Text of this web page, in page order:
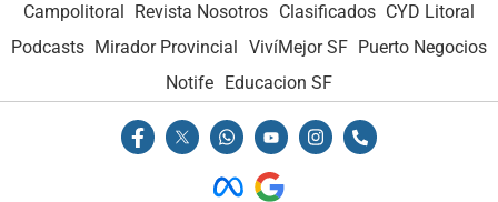
Campolitoral Revista Nosotros Clasificados CYD Litoral
Podcasts Mirador Provincial VivíMejor SF Puerto Negocios
Notife
Educacion SF